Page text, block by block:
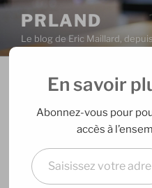
Aller
contenu
principal
PRLAND
Le blog de Eric Maillard,
PUBLIÉ
17/11/2006PARERIC
France 24
monde" à partir du 6
puis dès le 7 décembre
En savoir
Abonnez-vous pour
accès à
Saisissez votre adresse e-mail…